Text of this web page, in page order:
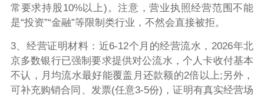
常要求持股10%以上)。注意，营业执照经营范围不能
是“投资”“金融”等限制类行业，不然会直接被拒。
3、经营证明材料：近6-12个月的经营流水，2026年北
京多数银行已强制要求提供对公流水，个人卡收付基本
不认，月均流水最好能覆盖月还款额的2倍以上;另外，
可补充购销合同、发票(任意3-5份)，证明有真实经营场